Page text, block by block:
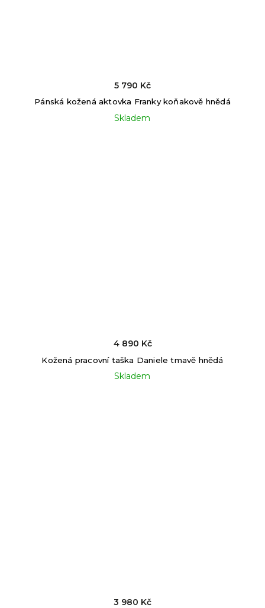
Pánská kožená aktovka Franky koňakově hnědá
Skladem
5 790 Kč
Kožená pracovní taška Daniele tmavě hnědá
Skladem
4 890 Kč
3 980 Kč